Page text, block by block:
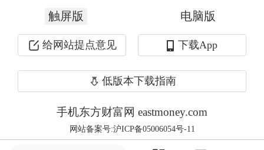
触屏版 电脑版
给网站提点意见 下载App
低版本下载指南
手机东方财富网 eastmoney.com
网站备案号:沪ICP备05006054号-11